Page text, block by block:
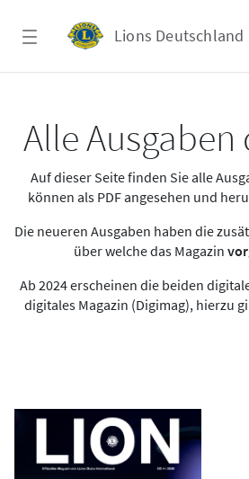
Lions Deutschland
Alle Ausgaben
Auf dieser Seite finden Sie alle
können als PDF angesehen und
Die neueren Ausgaben haben die
über welche das Magazin
Ab 2024 erscheinen die beiden
digitales Magazin (Digimag), hierzu